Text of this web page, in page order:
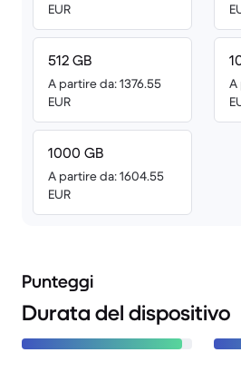
EUR
512 GB
A partire da: 1376.55
EUR
1000 GB
A partire da: 1604.55
EUR
A
Punteggi
Durata del dispositivo